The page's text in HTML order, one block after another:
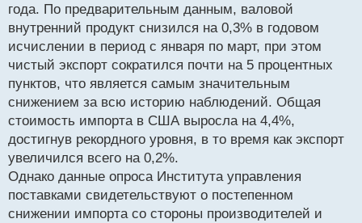
года. По предварительным данным, валовой
внутренний продукт снизился на 0,3% в годовом
исчислении в период с января по март, при этом
чистый экспорт сократился почти на 5 процентных
пунктов, что является самым значительным
снижением за всю историю наблюдений. Общая
стоимость импорта в США выросла на 4,4%,
достигнув рекордного уровня, в то время как экспорт
увеличился всего на 0,2%.
Однако данные опроса Института управления
поставками свидетельствуют о постепенном
снижении импорта со стороны производителей и